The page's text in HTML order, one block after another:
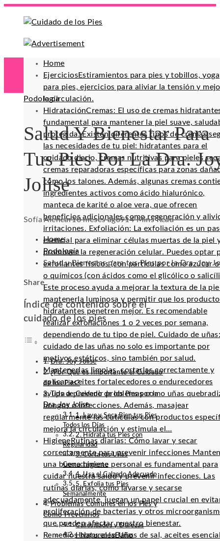
Home
EjerciciosEstiramientos para pies y tobillos, yoga
para pies, ejercicios para aliviar la tensión y
la circulación.
HidrataciónCremas: El uso de cremas
fundamental para mantener la piel suave,
protegida. Existen diferentes tipos de cremas
las necesidades de tu piel: hidratantes para el
cuidado diario, cremas nutritivas para pieles
cremas reparadoras específicas para zonas
como los talones. Además, algunas cremas
ingredientes activos como ácido hialurónico,
manteca de karité o aloe vera, que ofrecen
beneficios adicionales como regeneración y
irritaciones. Exfoliación: La exfoliación es un
esencial para eliminar células muertas de la piel
promover la regeneración celular. Puedes optar
exfoliantes físicos (con partículas como azúcar o
o químicos (con ácidos como el glicólico o
Este proceso ayuda a mejorar la textura de la
mantenerla luminosa y permitir que los
hidratantes penetren mejor. Es recomendable
realizar exfoliaciones 1 o 2 veces por semana,
dependiendo de tu tipo de piel. Cuidado de
cuidado de las uñas no solo es importante por
motivos estéticos, sino también por salud.
Mantenerlas limpias, cortarlas correctamente y
aplicar aceites fortalecedores o endurecedores
ayuda a prevenir problemas como uñas
hongos o infecciones. Además, masajear
regularmente las cutículas con productos
mejora la circulación y estimula el…
Higiene Rutinas diarias: Cómo lavar y secar
correctamente para prevenir infecciones
una buena higiene personal es fundamental para
cuidar nuestra salud y prevenir infecciones. Las
rutinas diarias, como lavarse y secarse
adecuadamente, juegan un papel crucial en
proliferación de bacterias y otros
que pueden afectar nuestro bienestar.
Remedios NaturalesBaños de sal, aceites
Podología
Salud Y Bienestar Para
Tus Pies Por La Dra.
Jolise
Sofía Alencar10 meses ago914 Mins Read
Home
Podología
Salud y Bienestar para tus Pies por la Dra. Joy
Facebook
Twitter
LinkedIn
Pinterest
Stumbleupon
Email
Share
Índice de contenido sobre el
cuidado de los pies
Dra. Joy Jolise
¿Por Qué es Importante el Cuidado
de los Pies?
Tips de Cuidado de los Pies por la
Dra. Joy Jolise
1. Lava y Seca Bien tus Pies
Todos los Días
2. Hidrata tus Pies con
Regularidad
3. Corta tus Uñas
Correctamente
4. Usa el Calzado Adecuado
5. Exfolia tus Pies
Semanalmente
Problemas Comunes en los Pies y
Cómo Prevenirlos
Callosidades y Durezas
Hongos en las Uñas